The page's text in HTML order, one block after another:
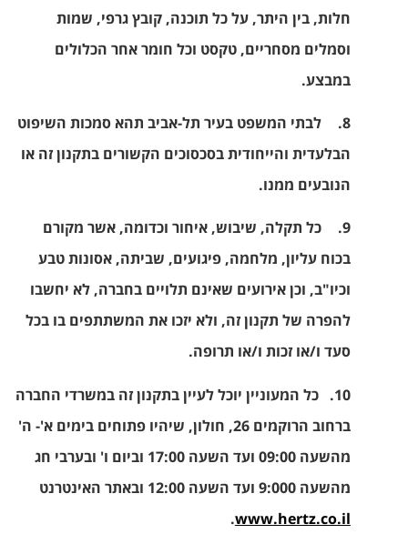
חלות, בין היתר, על כל תוכנה, קובץ גרפי, שמות
וסמלים מסחריים, טקסט וכל חומר אחר הכלולים
במבצע.
8.
לבתי המשפט בעיר תל-אביב תהא סמכות השיפוט
הבלעדית והייחודית בסכסוכים הקשורים בתקנון זה או
הנובעים ממנו.
9.
כל תקלה, שיבוש, איחור וכדומה, אשר מקורם
בכוח עליון, מלחמה, פיגועים, שביתה, אסונות טבע
וכיו"ב, וכן אירועים שאינם תלויים בחברה, לא יחשבו
להפרה של תקנון זה, ולא יזכו את המשתתפים בו בכל
סעד ו/או זכות ו/או תרופה.
10.
כל המעוניין יוכל לעיין בתקנון זה במשרדי החברה
ברחוב הרוקמים 26, חולון, שיהיו פתוחים בימים א'- ה'
מהשעה 09:00 ועד השעה 17:00 וביום ו' ובערבי חג
מהשעה 9:000 ועד השעה 12:00 ובאתר האינטרנט
www.hertz.co.il
.